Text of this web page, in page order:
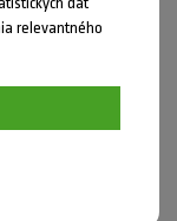
relevantného